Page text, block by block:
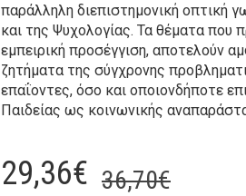
παράλληλη διεπιστημονική οπτική
και της Ψυχολογίας. Τα θέματα που
εμπειρική προσέγγιση, αποτελούν
ζητήματα της σύγχρονης
επαΐοντες, όσο και οποιονδήποτε
Παιδείας ως κοινωνικής
36,70€
29,36€
Current